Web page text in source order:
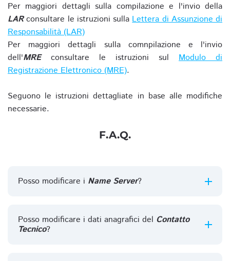
Per maggiori dettagli sulla compilazione e l'invio della
LARconsultare le istruzioni sullaLettera di Assunzione di
Responsabilità (LAR)
Per maggiori dettagli sulla comnpilazione e l'invio
dell'MREconsultare le istruzioni sul Modulo di
Registrazione Elettronico (MRE).
Seguono le istruzioni dettagliate in base alle modifiche
necessarie.
F.A.Q.
Posso modificare i Name Server?
Posso modificare i dati anagrafici del Contatto
Tecnico?